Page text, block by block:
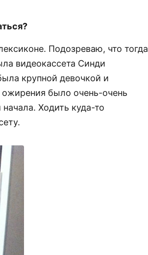
Подозреваю, что тогда
видеокассета Синди
крупной девочкой и
было очень-очень
Ходить куда-то